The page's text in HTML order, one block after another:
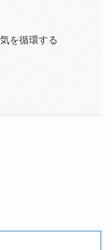
を循環する